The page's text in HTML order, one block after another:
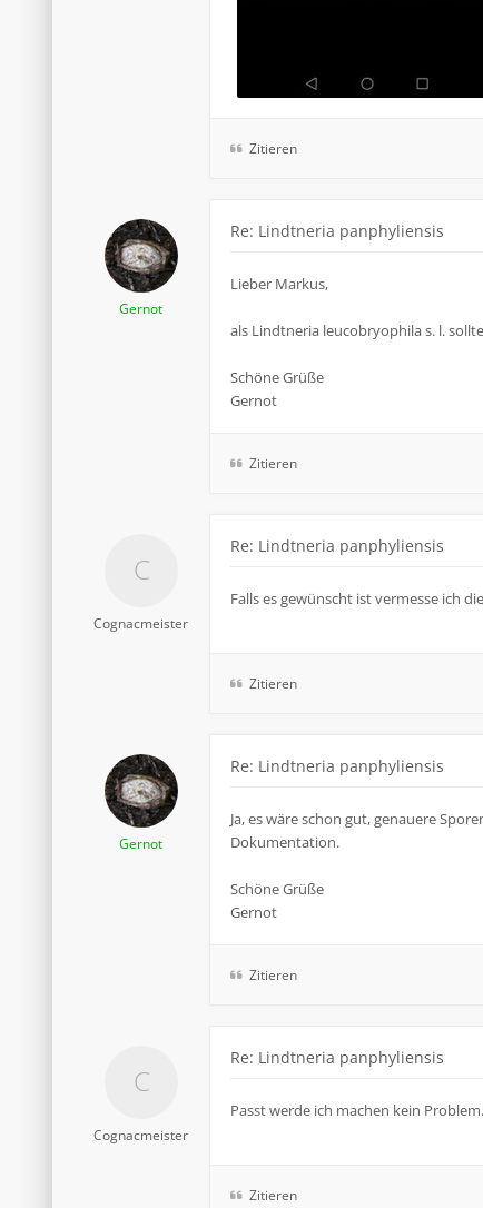
Zitieren
Gernot
Re: Lindtneria panphyliensis
Lieber Markus,
als Lindtneria leucobryophila s. l.
Schöne Grüße
Gernot
Zitieren
Cognacmeister
Re: Lindtneria panphyliensis
Falls es gewünscht ist vermesse ich
Zitieren
Gernot
Re: Lindtneria panphyliensis
Ja, es wäre schon gut, genauere
Dokumentation.
Schöne Grüße
Gernot
Zitieren
Cognacmeister
Re: Lindtneria panphyliensis
Passt werde ich machen kein
Zitieren